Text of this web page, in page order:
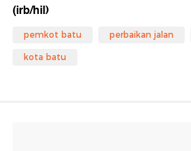
(irb/hil)
pemkot batu perbaikan jalan
kota batu